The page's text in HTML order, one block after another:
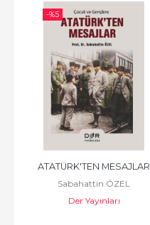
-%5
ATATÜRK'TEN MESAJLAR
Sabahattin ÖZEL
Der Yayınları